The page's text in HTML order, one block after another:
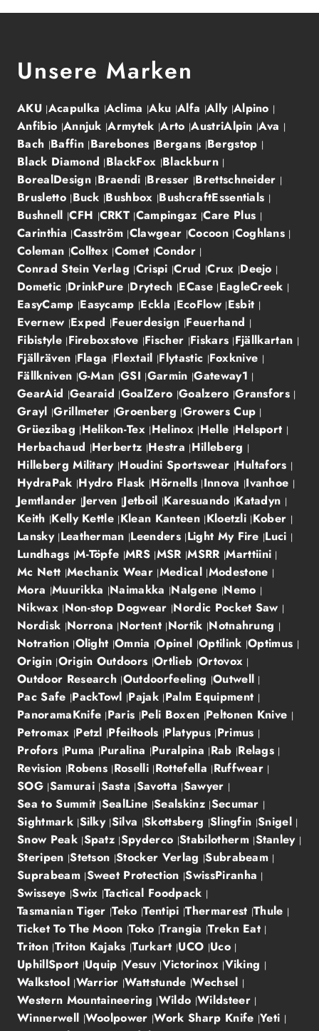
Unsere Marken
AKU Acapulka Aclima Aku Alfa Ally Alpino
Anfibio Annjuk Armytek Arto AustriAlpin Ava
Bach Baffin Barebones Bergans Bergstop
Black Diamond BlackFox Blackburn
BorealDesign Braendi Bresser Brettschneider
Brusletto Buck Bushbox BushcraftEssentials
Bushnell CFH CRKT Campingaz Care Plus
Carinthia Casström Clawgear Cocoon Coghlans
Coleman Colltex Comet Condor
Conrad Stein Verlag Crispi Crud Crux Deejo
Dometic DrinkPure Drytech ECase EagleCreek
EasyCamp Easycamp Eckla EcoFlow Esbit
Evernew Exped Feuerdesign Feuerhand
Fibistyle Fireboxstove Fischer Fiskars Fjällkartan
Fjällräven Flaga Flextail Flytastic Foxknive
Fällkniven G-Man GSI Garmin Gateway1
GearAid Gearaid GoalZero Goalzero Gransfors
Grayl Grillmeter Groenberg Growers Cup
Grüezibag Helikon-Tex Helinox Helle Helsport
Herbachaud Herbertz Hestra Hilleberg
Hilleberg Military Houdini Sportswear Hultafors
HydraPak Hydro Flask Hörnells Innova Ivanhoe
Jemtlander Jerven Jetboil Karesuando Katadyn
Keith Kelly Kettle Klean Kanteen Kloetzli Kober
Lansky Leatherman Leenders Light My Fire Luci
Lundhags M-Töpfe MRS MSR MSRR Marttiini
Mc Nett Mechanix Wear Medical Modestone
Mora Muurikka Naimakka Nalgene Nemo
Nikwax Non-stop Dogwear Nordic Pocket Saw
Nordisk Norrona Nortent Nortik Notnahrung
Notration Olight Omnia Opinel Optilink Optimus
Origin Origin Outdoors Ortlieb Ortovox
Outdoor Research Outdoorfeeling Outwell
Pac Safe PackTowl Pajak Palm Equipment
PanoramaKnife Paris Peli Boxen Peltonen Knive
Petromax Petzl Pfeiltools Platypus Primus
Profors Puma Puralina Puralpina Rab Relags
Revision Robens Roselli Rottefella Ruffwear
SOG Samurai Sasta Savotta Sawyer
Sea to Summit SealLine Sealskinz Secumar
Sightmark Silky Silva Skottsberg Slingfin Snigel
Snow Peak Spatz Spyderco Stabilotherm Stanley
Steripen Stetson Stocker Verlag Subrabeam
Suprabeam Sweet Protection SwissPiranha
Swisseye Swix Tactical Foodpack
Tasmanian Tiger Teko Tentipi Thermarest Thule
Ticket To The Moon Toko Trangia Trekn Eat
Triton Triton Kajaks Turkart UCO Uco
UphillSport Uquip Vesuv Victorinox Viking
Walkstool Warrior Wattstunde Wechsel
Western Mountaineering Wildo Wildsteer
Winnerwell Woolpower Work Sharp Knife Yeti